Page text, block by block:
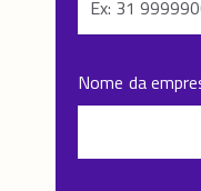
Nome da